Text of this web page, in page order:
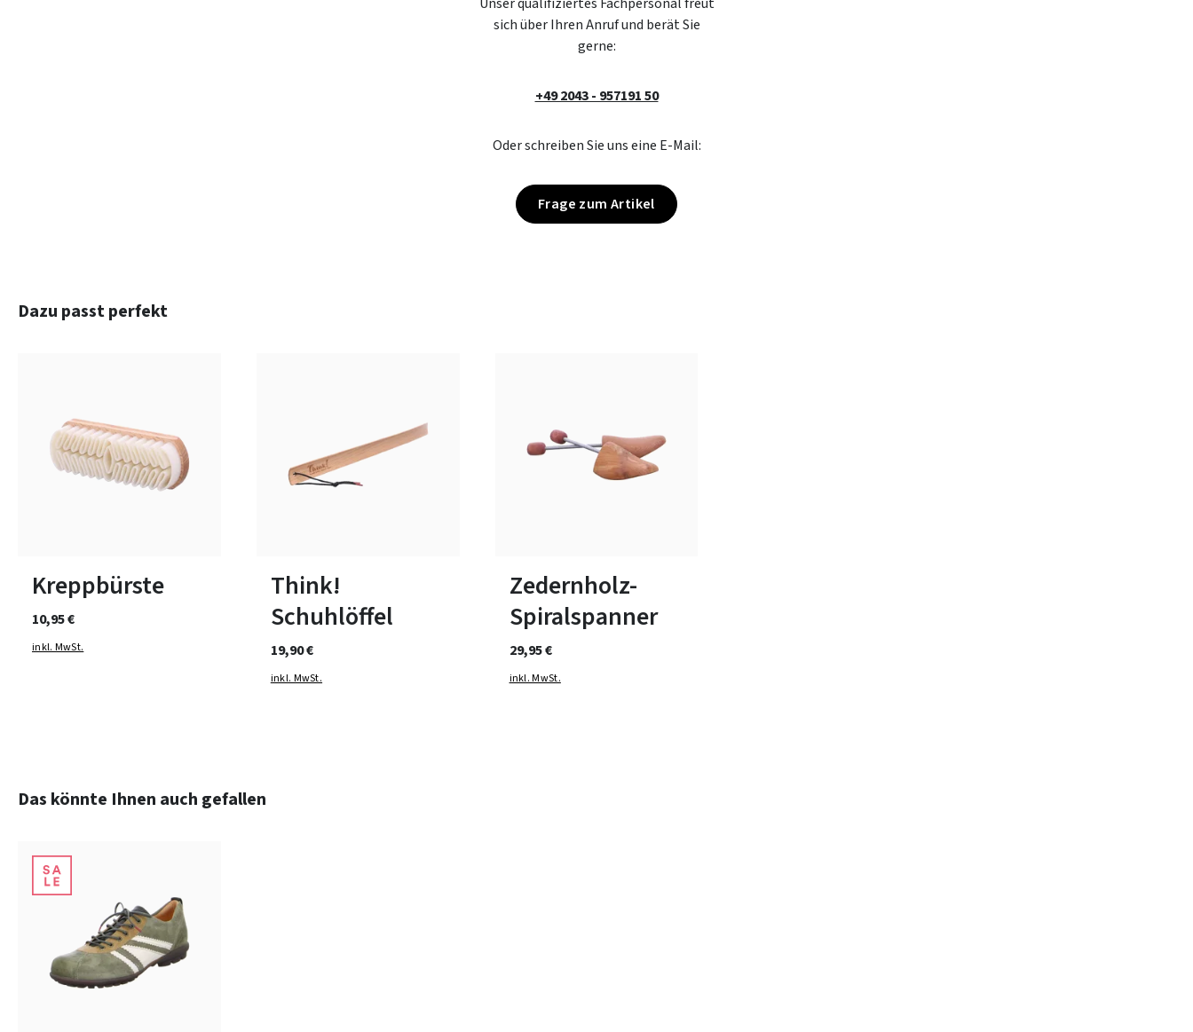
sich über Ihren Anruf und berät Sie
gerne:
+49 2043 - 957191 50
Oder schreiben Sie uns eine E-Mail:
Frage zum Artikel
Produktgalerie überspringen
Dazu passt perfekt
Kreppbürste
10,95 €
inkl. MwSt.
Think!
Schuhlöffel
19,90 €
inkl. MwSt.
Zedernholz-
Spiralspanner
29,95 €
inkl. MwSt.
Produktgalerie überspringen
Das könnte Ihnen auch gefallen